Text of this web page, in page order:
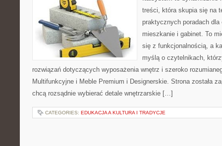
treści, która skupia się na
praktycznych poradach
mieszkanie i gabinet. To
się z funkcjonalnością, a
myślą o czytelnikach,
rozwiązań dotyczących wyposażenia wnętrz i szeroko
Multifunkcyjne i Meble Premium i Designerskie. Strona została
chcą rozsądnie wybierać detale wnętrzarskie […]
CATEGORIES: EDUKACJA A KULTURA I TRADYCJE